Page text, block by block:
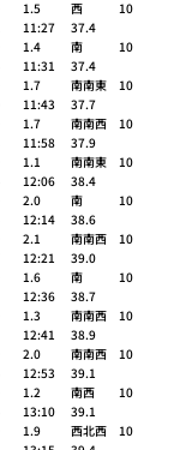
11:19	37.8 	4:54	27.9 	1.5 	西 	10
11:30	38.2 	4:54	27.9 	1.4 	南 	10
11:38	38.6 	4:54	27.9 	1.7 	南南東 	10
11:48	39.0 	4:54	27.9 	1.7 	南南西 	10
11:48	39.0 	4:54	27.9 	1.1 	南南東 	10
12:10	39.4 	4:54	27.9 	2.0 	南 	10
12:12	39.5 	4:54	27.9 	2.1 	南南西 	10
12:27	39.7 	4:54	27.9 	1.6 	南 	10
12:27	39.7 	4:54	27.9 	1.3 	南南西 	10
12:48	40.1 	4:54	27.9 	2.0 	南南西 	10
12:48	40.1 	4:54	27.9 	1.2 	南西 	10
12:48	40.1 	4:54	27.9 	1.9 	西北西 	10